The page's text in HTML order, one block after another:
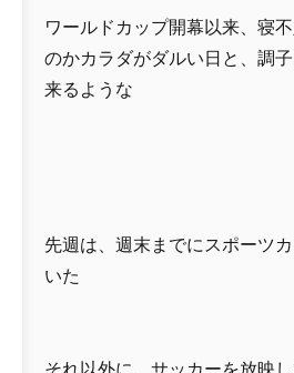
ワールドカップ開幕以来、寝
のかカラダがダルい日と、調
来るような
先週は、週末までにスポーツ
いた
それ以外に、サッカーを放映